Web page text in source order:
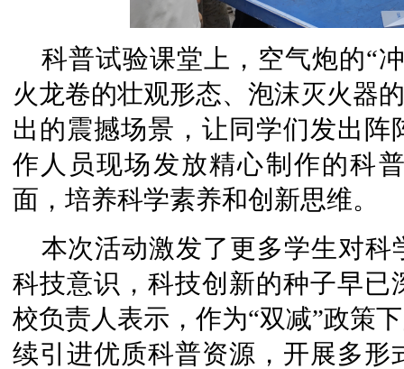
科普试验课堂上，空气炮的“
火龙卷的壮观形态、泡沫灭火器
出的震撼场景，让同学们发出
作人员现场发放精心制作的科
面，培养科学素养和创新思维。
本次活动激发了更多学生对
科技意识，科技创新的种子早
校负责人表示，作为“双减”政策
续引进优质科普资源，开展多